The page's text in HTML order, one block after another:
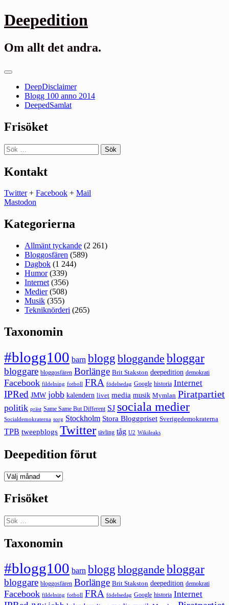
Gå
till
Deepedition
Om allt det andra.
Primär
DeepDisclaimer
Blogg 100 anno 2014
DeepedSamlat
Frisöket
Sök
efter:
Kontakt
Twitter+ Facebook + Mail
Mastodon
Kategorierna
Allmänt tyckande (2 261)
Bloggosfären (589)
Dagbok (1 244)
Humor(339)
Internet (356)
Medier(508)
Musik (355)
Tekniknörderi (265)
Taxonomin
#blogg100 barn blogg bloggande bloggar
bloggare bloggosfären Borlänge Brit Stakston deepedition demokrati
Facebook fildelning fotboll FRA födelsedag Google historia Internet
IPRed JMW jobb kalendern livet media musik Mymlan Piratpartiet
politik präst Same Same But Different SJ sociala medier
Socialdemokraterna sorg Stockholm Stora Bloggpriset Sverigedemokraterna
TPB tweepblogs Twitter tävling tåg U2 Wikileaks
Deepedition förut
Deepedition
Frisöket
Sök
efter:
Taxonomin
#blogg100 barn blogg bloggande bloggar
bloggare bloggosfären Borlänge Brit Stakston deepedition demokrati
Facebook fildelning fotboll FRA födelsedag Google historia Internet